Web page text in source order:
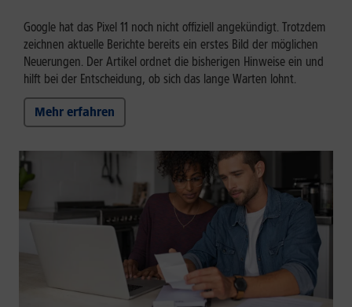
Google hat das Pixel 11 noch nicht offiziell angekündigt. Trotzdem
zeichnen aktuelle Berichte bereits ein erstes Bild der möglichen
Neuerungen. Der Artikel ordnet die bisherigen Hinweise ein und
hilft bei der Entscheidung, ob sich das lange Warten lohnt.
Mehr erfahren